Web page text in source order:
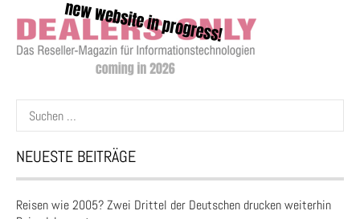
Suchen
nach:
NEUESTE BEITRÄGE
Reisen wie 2005? Zwei Drittel der Deutschen drucken weiterhin